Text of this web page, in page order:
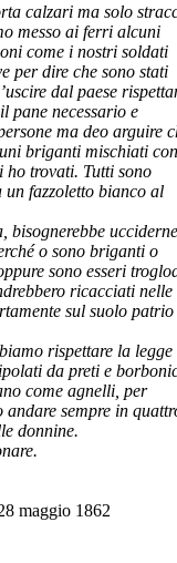
calzari ma solo
messo ai ferri alcuni
come i nostri soldati
per dire che sono stati
dal paese
pane necessario e
ma deo arguire
briganti mischiati
ho trovati. Tutti sono
fazzoletto bianco al
bisognerebbe ucciderne
o sono briganti o
sono esseri
ricacciati nelle
sul suolo patrio
rispettare la legge
da preti e
come agnelli, per
andare sempre in
donnine.
maggio 1862